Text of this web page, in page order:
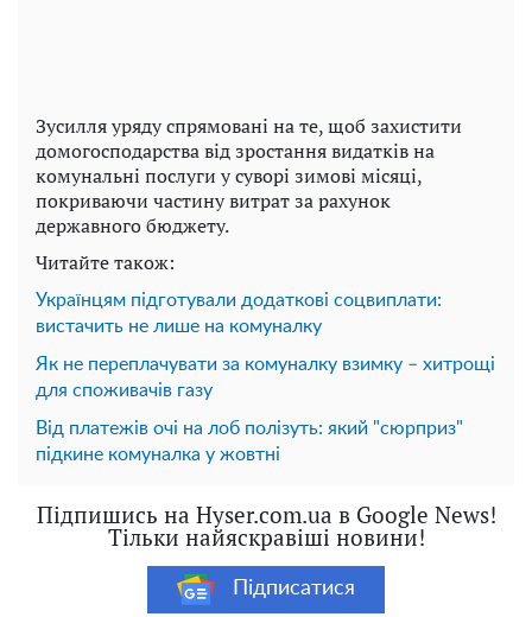
Зусилля уряду спрямовані на те, щоб захистити
домогосподарства від зростання видатків на
комунальні послуги у суворі зимові місяці,
покриваючи частину витрат за рахунок
державного бюджету.
Читайте також:
Українцям підготували додаткові соцвиплати:
вистачить не лише на комуналку
Як не переплачувати за комуналку взимку – хитрощі
для споживачів газу
Від платежів очі на лоб полізуть: який "сюрприз"
підкине комуналка у жовтні
Підпишись на Hyser.com.ua в Google News!
Тільки найяскравіші новини!
Підписатися